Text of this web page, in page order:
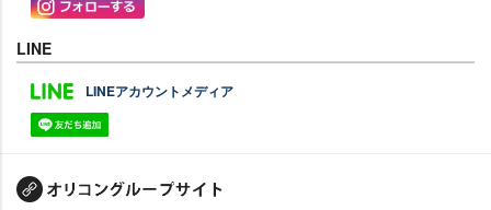
LINE
LINEアカウントメディア